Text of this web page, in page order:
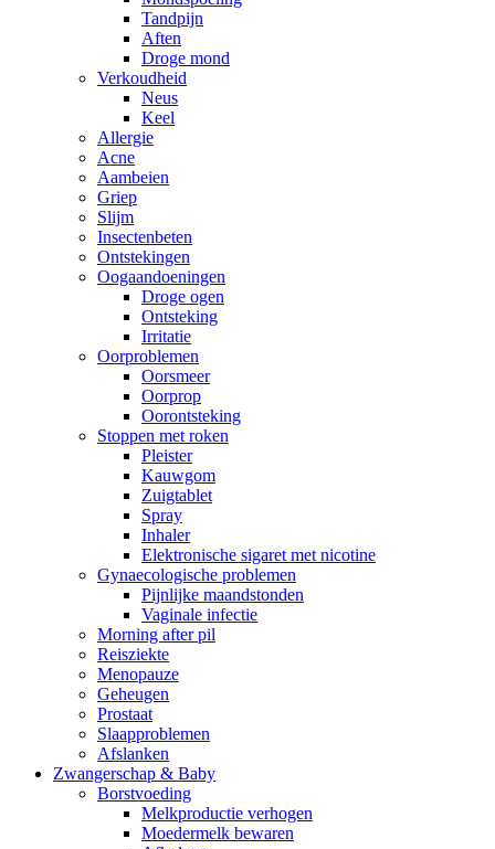
Tandpijn
Aften
Droge mond
Verkoudheid
Neus
Keel
Allergie
Acne
Aambeien
Griep
Slijm
Insectenbeten
Ontstekingen
Oogaandoeningen
Droge ogen
Ontsteking
Irritatie
Oorproblemen
Oorsmeer
Oorprop
Oorontsteking
Stoppen met roken
Pleister
Kauwgom
Zuigtablet
Spray
Inhaler
Elektronische sigaret met nicotine
Gynaecologische problemen
Pijnlijke maandstonden
Vaginale infectie
Morning after pil
Reisziekte
Menopauze
Geheugen
Prostaat
Slaapproblemen
Afslanken
Zwangerschap & Baby
Borstvoeding
Melkproductie verhogen
Moedermelk bewaren